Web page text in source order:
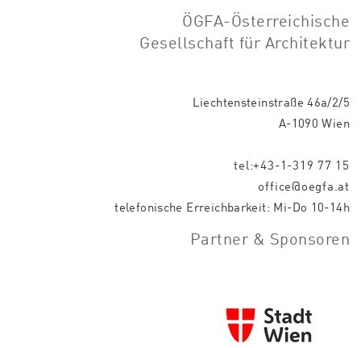
ÖGFA-Österreichische
Gesellschaft für Architektur
Liechtensteinstraße 46a/2/5
A-1090 Wien
tel:+43-1-319 77 15
office@oegfa.at
telefonische Erreichbarkeit: Mi-Do 10-14h
Partner & Sponsoren